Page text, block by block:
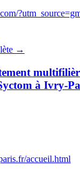
→
à Ivry-
accueil.html